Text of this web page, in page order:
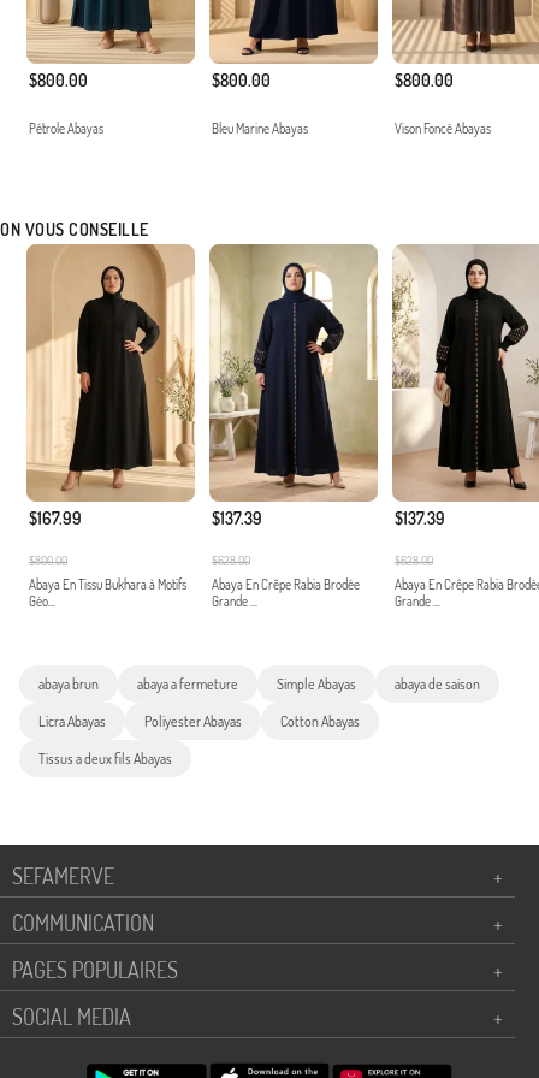
$800.00
Pétrole Abayas
$800.00
Bleu Marine Abayas
$800.00
Vison Foncé Abayas
ON VOUS CONSEILLE
$167.99
$800.00
Abaya En Tissu Bukhara à Motifs
Géo...
$137.39
$628.00
Abaya En Crêpe Rabia Brodée
Grande ...
$137.39
$628.00
Abaya En Crêpe Rabia
Grande ...
abaya brun abaya a fermeture Simple Abayas abaya de saison
Licra Abayas Poliyester Abayas Cotton Abayas
Tissus a deux fils Abayas
SEFAMERVE
+
COMMUNICATION
+
PAGES POPULAIRES
+
SOCIAL MEDIA
+